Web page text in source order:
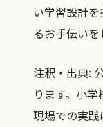
い学習設計
るお手伝いを
注釈・出典:
ります。小
現場での実